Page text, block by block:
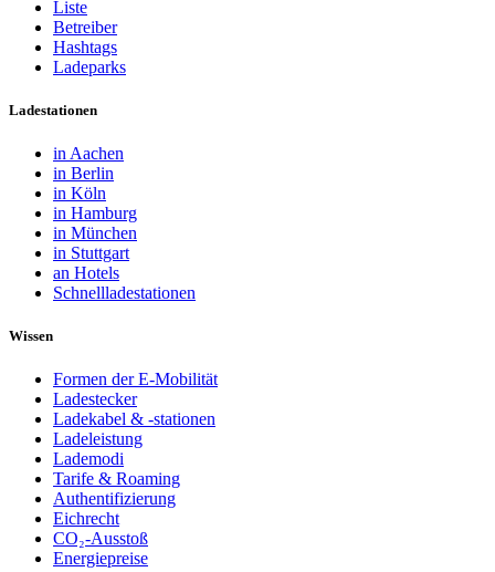
Liste
Betreiber
Hashtags
Ladeparks
Ladestationen
in Aachen
in Berlin
in Köln
in Hamburg
in München
in Stuttgart
an Hotels
Schnellladestationen
Wissen
Formen der E-Mobilität
Ladestecker
Ladekabel & -stationen
Ladeleistung
Lademodi
Tarife & Roaming
Authentifizierung
Eichrecht
CO₂-Ausstoß
Energiepreise